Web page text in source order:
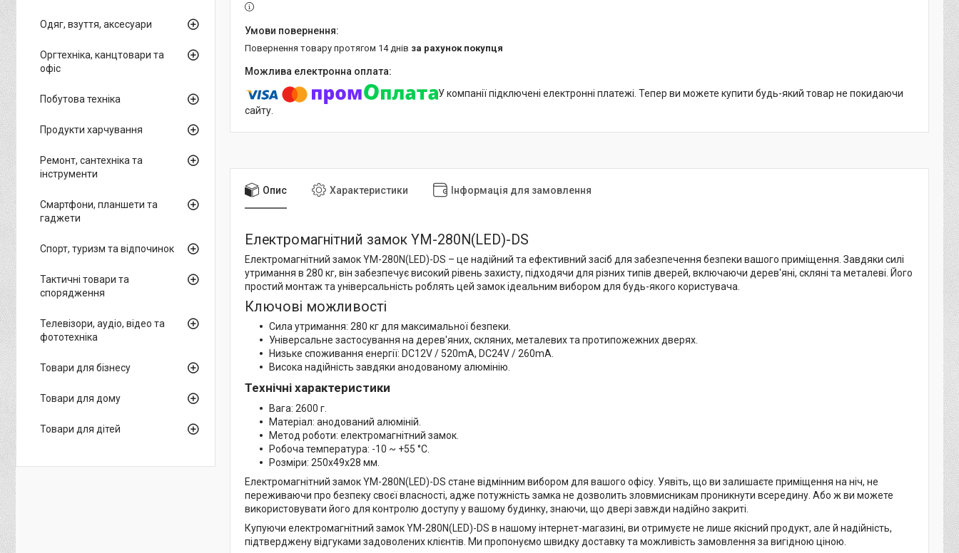
повернення товару протягом 14 днів за рахунок покупця
У компанії підключені електронні платежі. Тепер ви можете купити будь-який товар не покидаючи
сайту.
Опис Характеристики Інформація для замовлення
Електромагнітний замок YM-280N(LED)-DS
Електромагнітний замок YM-280N(LED)-DS – це надійний та ефективний засіб для забезпечення безпеки вашого приміщення. Завдяки силі
утримання в 280 кг, він забезпечує високий рівень захисту, підходячи для різних типів дверей, включаючи дерев'яні, скляні та металеві. Його
простий монтаж та універсальність роблять цей замок ідеальним вибором для будь-якого користувача.
Ключові можливості
Сила утримання: 280 кг для максимальної безпеки.
Універсальне застосування на дерев'яних, скляних, металевих та протипожежних дверях.
Низьке споживання енергії: DC12V / 520mA, DC24V / 260mA.
Висока надійність завдяки анодованому алюмінію.
Технічні характеристики
Вага: 2600 г.
Матеріал: анодований алюміній.
Метод роботи: електромагнітний замок.
Робоча температура: -10 ~ +55 °C.
Розміри: 250х49х28 мм.
Електромагнітний замок YM-280N(LED)-DS стане відмінним вибором для вашого офісу. Уявіть, що ви залишаєте приміщення на ніч, не
переживаючи про безпеку своєї власності, адже потужність замка не дозволить зловмисникам проникнути всередину. Або ж ви можете
використовувати його для контролю доступу у вашому будинку, знаючи, що двері завжди надійно закриті.
Купуючи електромагнітний замок YM-280N(LED)-DS в нашому інтернет-магазині, ви отримуєте не лише якісний продукт, але й надійність,
підтверджену відгуками задоволених клієнтів. Ми пропонуємо швидку доставку та можливість замовлення за вигідною ціною.
Одяг, взуття, аксесуари
Оргтехніка, канцтовари та
офіс
Побутова техніка
Продукти харчування
Ремонт, сантехніка та
інструменти
Смартфони, планшети та
гаджети
Спорт, туризм та відпочинок
Тактичні товари та
спорядження
Телевізори, аудіо, відео та
фототехніка
Товари для бізнесу
Товари для дому
Товари для дітей